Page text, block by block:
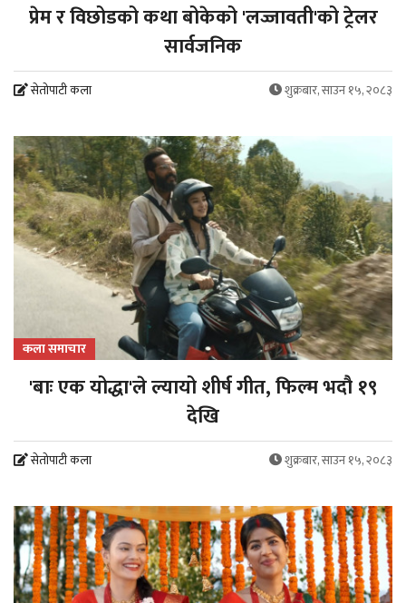
प्रेम र विछोडको कथा बोकेको 'लज्जावती'को ट्रेलर
सार्वजनिक
सेतोपाटी कला शुक्रबार, साउन १५, २०८३
कला समाचार
'बाः एक योद्धा'ले ल्यायो शीर्ष गीत, फिल्म भदौ १९
देखि
सेतोपाटी कला शुक्रबार, साउन १५, २०८३